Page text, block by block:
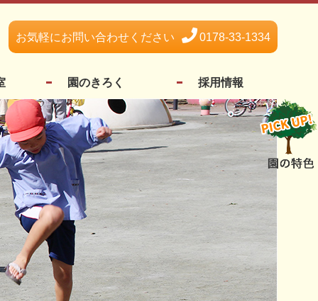
お気軽にお問い合わせください 0178-33-1334
園のきろく 採用情報